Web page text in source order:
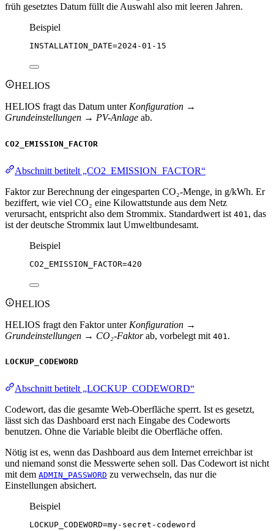
früh gesetztes Datum füllt die Auswahl also mit leeren Jahren.
Beispiel
INSTALLATION_DATE=2024-01-15
HELIOS
HELIOS fragt das Datum unter Konfiguration →
Grundeinstellungen → PV-Anlage ab.
CO2_EMISSION_FACTOR
Abschnitt betitelt „CO2_EMISSION_FACTOR“
Faktor zur Berechnung der eingesparten CO₂-Menge, in g/kWh. Er
beziffert, wie viel CO₂ eine Kilowattstunde aus dem Netz
verursacht, entspricht also dem Strommix. Standardwert ist 401 , das
ist der deutsche Strommix laut Umweltbundesamt.
Beispiel
CO2_EMISSION_FACTOR=420
HELIOS
HELIOS fragt den Faktor unter Konfiguration →
Grundeinstellungen → CO₂-Faktorab, vorbelegt mit 401 .
LOCKUP_CODEWORD
Abschnitt betitelt „LOCKUP_CODEWORD“
Codewort, das die gesamte Web-Oberfläche sperrt. Ist es gesetzt,
lässt sich das Dashboard erst nach Eingabe des Codeworts
benutzen. Ohne die Variable bleibt die Oberfläche offen.
Nötig ist es, wenn das Dashboard aus dem Internet erreichbar ist
und niemand sonst die Messwerte sehen soll. Das Codewort ist nicht
mit dem ADMIN_PASSWORD zu verwechseln, das nur die
Einstellungen absichert.
Beispiel
LOCKUP_CODEWORD=my-secret-codeword